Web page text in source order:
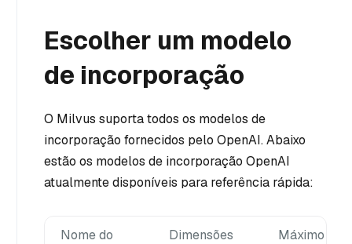
Escolher um modelo
de incorporação
O Milvus suporta todos os modelos de
incorporação fornecidos pelo OpenAI. Abaixo
estão os modelos de incorporação OpenAI
atualmente disponíveis para referência rápida:
Nome do
Dimensões
Máximo